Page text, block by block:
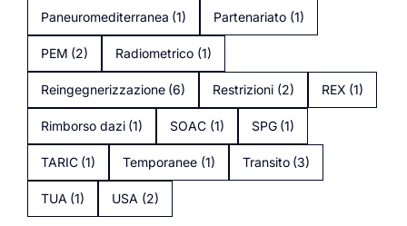
Paneuromediterranea (1) Partenariato (1)
PEM (2) Radiometrico (1)
Reingegnerizzazione (6) Restrizioni (2) REX (1)
Rimborso dazi (1) SOAC (1) SPG (1)
TARIC (1) Temporanee (1) Transito (3)
TUA (1) USA (2)